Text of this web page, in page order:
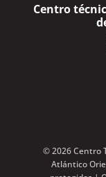
Centro
© 2026 Centro
Atlántico